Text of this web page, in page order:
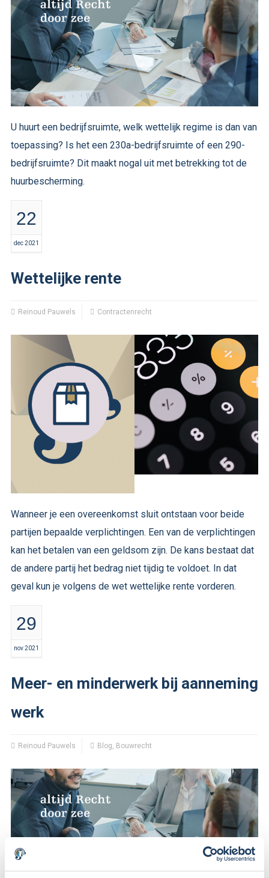
U huurt een bedrijfsruimte, welk wettelijk regime is dan van
toepassing? Is het een 230a-bedrijfsruimte of een 290-
bedrijfsruimte? Dit maakt nogal uit met betrekking tot de
huurbescherming.
22
dec 2021
Wettelijke rente
Reinoud Pauwels Contractenrecht
Wanneer je een overeenkomst sluit ontstaan voor beide
partijen bepaalde verplichtingen. Een van de verplichtingen
kan het betalen van een geldsom zijn. De kans bestaat dat
de andere partij het bedrag niet tijdig te voldoet. In dat
geval kun je volgens de wet wettelijke rente vorderen.
29
nov 2021
Meer- en minderwerk bij aanneming
werk
Reinoud Pauwels Blog, Bouwrecht